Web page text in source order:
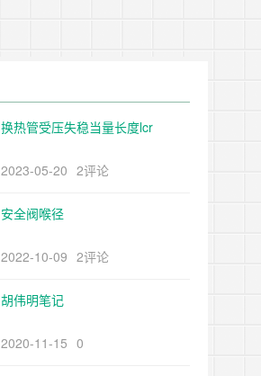
换热管受压失稳当量长度lcr
2023-05-20 2评论
安全阀喉径
2022-10-09 2评论
胡伟明笔记
2020-11-15 0